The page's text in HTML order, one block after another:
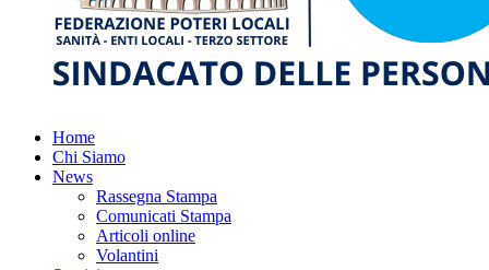
Home
Chi Siamo
News
Rassegna Stampa
Comunicati Stampa
Articoli online
Volantini